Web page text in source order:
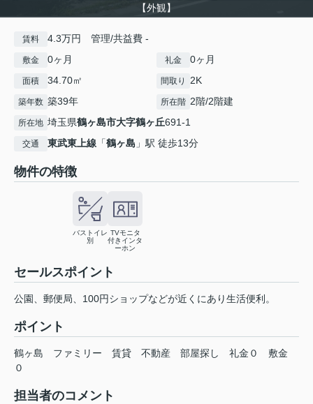
【外観】
賃料 4.3万円 管理/共益費 -
敷金 0ヶ月 礼金 0ヶ月
面積 34.70㎡ 間取り 2K
築年数 築39年 所在階 2階/2階建
所在地 埼玉県鶴ヶ島市大字鶴ヶ丘691-1
交通 東武東上線 「鶴ヶ島 」駅 徒歩13分
物件の特徴
バストイレ
別
TVモニタ
付きインタ
ーホン
セールスポイント
公園、郵便局、100円ショップなどが近くにあり生活便利。
ポイント
鶴ヶ島 ファミリー 賃貸 不動産 部屋探し 礼金０
敷金
０
担当者のコメント